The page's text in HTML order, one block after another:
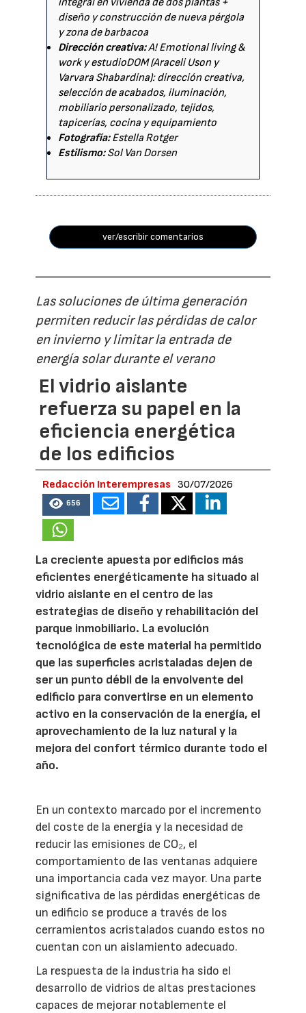
diseño y construcción de nueva pérgola
y zona de barbacoa
Dirección creativa:A! Emotional living &
work y estudioDOM (Araceli Uson y
Varvara Shabardina): dirección creativa,
selección de acabados, iluminación,
mobiliario personalizado, tejidos,
tapicerías, cocina y equipamiento
Fotografía:Estella Rotger
Estilismo:Sol Van Dorsen
ver/escribir comentarios
Las soluciones de última generación
permiten reducir las pérdidas de calor
en invierno y limitar la entrada de
energía solar durante el verano
El vidrio aislante
refuerza su papel en la
eficiencia energética
de los edificios
Redacción Interempresas 30/07/2026
656
La creciente apuesta por edificios más
eficientes energéticamente ha situado al
vidrio aislante en el centro de las
estrategias de diseño y rehabilitación del
parque inmobiliario. La evolución
tecnológica de este material ha permitido
que las superficies acristaladas dejen de
ser un punto débil de la envolvente del
edificio para convertirse en un elemento
activo en la conservación de la energía, el
aprovechamiento de la luz natural y la
mejora del confort térmico durante todo el
año.
En un contexto marcado por el incremento
del coste de la energía y la necesidad de
reducir las emisiones de CO₂, el
comportamiento de las ventanas adquiere
una importancia cada vez mayor. Una parte
significativa de las pérdidas energéticas de
un edificio se produce a través de los
cerramientos acristalados cuando estos no
cuentan con un aislamiento adecuado.
La respuesta de la industria ha sido el
desarrollo de vidrios de altas prestaciones
capaces de mejorar notablemente el